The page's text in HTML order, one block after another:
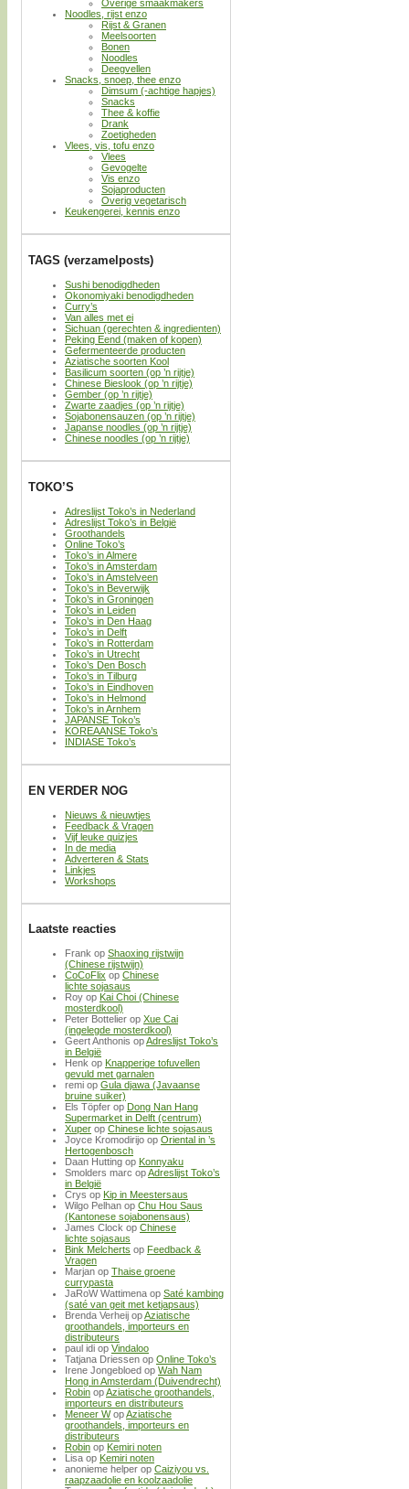
Overige smaakmakers
Noodles, rijst enzo
Rijst & Granen
Meelsoorten
Bonen
Noodles
Deegvellen
Snacks, snoep, thee enzo
Dimsum (-achtige hapjes)
Snacks
Thee & koffie
Drank
Zoetigheden
Vlees, vis, tofu enzo
Vlees
Gevogelte
Vis enzo
Sojaproducten
Overig vegetarisch
Keukengerei, kennis enzo
TAGS (verzamelposts)
Sushi benodigdheden
Okonomiyaki benodigdheden
Curry’s
Van alles met ei
Sichuan (gerechten & ingredienten)
Peking Eend (maken of kopen)
Gefermenteerde producten
Aziatische soorten Kool
Basilicum soorten (op ’n rijtje)
Chinese Bieslook (op ’n rijtje)
Gember (op ’n rijtje)
Zwarte zaadjes (op ’n rijtje)
Sojabonensauzen (op ’n rijtje)
Japanse noodles (op ’n rijtje)
Chinese noodles (op ’n rijtje)
TOKO’S
Adreslijst Toko’s in Nederland
Adreslijst Toko’s in België
Groothandels
Online Toko’s
Toko’s in Almere
Toko’s in Amsterdam
Toko’s in Amstelveen
Toko’s in Beverwijk
Toko’s in Groningen
Toko’s in Leiden
Toko’s in Den Haag
Toko’s in Delft
Toko’s in Rotterdam
Toko’s in Utrecht
Toko’s Den Bosch
Toko’s in Tilburg
Toko’s in Eindhoven
Toko’s in Helmond
Toko’s in Arnhem
JAPANSE Toko’s
KOREAANSE Toko’s
INDIASE Toko’s
EN VERDER NOG
Nieuws & nieuwtjes
Feedback & Vragen
Vijf leuke quizjes
In de media
Adverteren & Stats
Linkjes
Workshops
Laatste reacties
Frank op Shaoxing rijstwijn
(Chinese rijstwijn)
CoCoFlix op Chinese
lichte sojasaus
Roy op Kai Choi (Chinese
mosterdkool)
Peter Bottelier op Xue Cai
(ingelegde mosterdkool)
Geert Anthonis opAdreslijst Toko’s
in België
Henk op Knapperige tofuvellen
gevuld met garnalen
remi op Gula djawa (Javaanse
bruine suiker)
Els Töpfer op Dong Nan Hang
Supermarket in Delft (centrum)
Xuper op Chinese lichte sojasaus
Joyce Kromodirijo op Oriental in ’s
Hertogenbosch
Daan Hutting op Konnyaku
Smolders marc opAdreslijst Toko’s
in België
Crys op Kip in Meestersaus
Wilgo Pelhan op Chu Hou Saus
(Kantonese sojabonensaus)
James Clock op Chinese
lichte sojasaus
Bink Melcherts op Feedback &
Vragen
Marjan op Thaise groene
currypasta
JaRoW Wattimena op Saté kambing
(saté van geit met ketjapsaus)
Brenda Verheij opAziatische
groothandels, importeurs en
distributeurs
paul idi op Vindaloo
Tatjana Driessen op Online Toko’s
Irene Jongebloed op Wah Nam
Hong in Amsterdam (Duivendrecht)
Robin opAziatische groothandels,
importeurs en distributeurs
Meneer WopAziatische
groothandels, importeurs en
distributeurs
Robin op Kemiri noten
Lisa op Kemiri noten
anonieme helper op Caiziyou vs.
raapzaadolie en koolzaadolie